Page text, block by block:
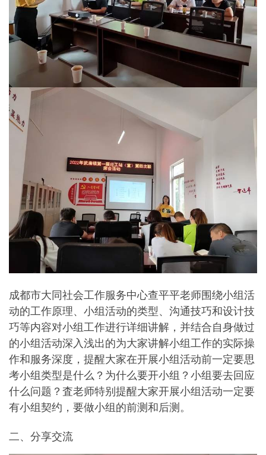
成都市大同社会工作服务中心查平平老师围绕小组活
动的工作原理、小组活动的类型、沟通技巧和设计技
巧等内容对小组工作进行详细讲解，并结合自身做过
的小组活动深入浅出的为大家讲解小组工作的实际操
作和服务深度，提醒大家在开展小组活动前一定要思
考小组类型是什么？为什么要开小组？小组要去回应
什么问题？査老师特别提醒大家开展小组活动一定要
有小组契约，要做小组的前测和后测。
二、分享交流